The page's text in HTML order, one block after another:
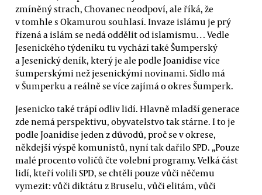
zmíněný strach, Chovanec neodpoví, ale říká, že
v tomhle s Okamurou souhlasí. Invaze islámu je prý
řízená a islám se nedá oddělit od islamismu… Vedle
Jesenického týdeníku tu vychází také Šumperský
a Jesenický deník, který je ale podle Joanidise více
šumperskými než jesenickými novinami. Sídlo má
v Šumperku a reálně se více zajímá o okres Šumperk.
Jesenicko také trápí odliv lidí. Hlavně mladší generace
zde nemá perspektivu, obyvatelstvo tak stárne. I to je
podle Joanidise jeden z důvodů, proč se v okrese,
někdejší výspě komunistů, nyní tak dařilo SPD. „Pouze
malé procento voličů čte volební programy. Velká část
lidí, kteří volili SPD, se chtěli pouze vůči něčemu
vymezit: vůči diktátu z Bruselu, vůči elitám, vůči